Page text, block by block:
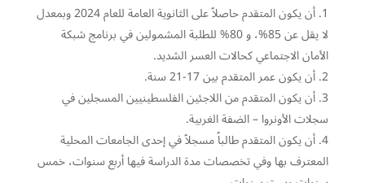
أن يكون المتقدم حاصلاً على الثانوية العامة للعام 2024 وبمعدل
لا يقل عن 85%، و 80% للطلبة المشمولين في برنامج شبكة
الأمان الاجتماعي كحالات العسر الشديد.
أن يكون عمر المتقدم بين 17-21 سنة.
أن يكون المتقدم من اللاجئين الفلسطينيين المسجلين في
سجلات الأونروا – الضفة الغربية.
أن يكون المتقدم طالباً مسجلاً في إحدى الجامعات المحلية
المعترف بها وفي تخصصات مدة الدراسة فيها أربع سنوات، خمس